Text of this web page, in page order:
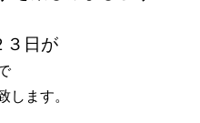
３日が
します。